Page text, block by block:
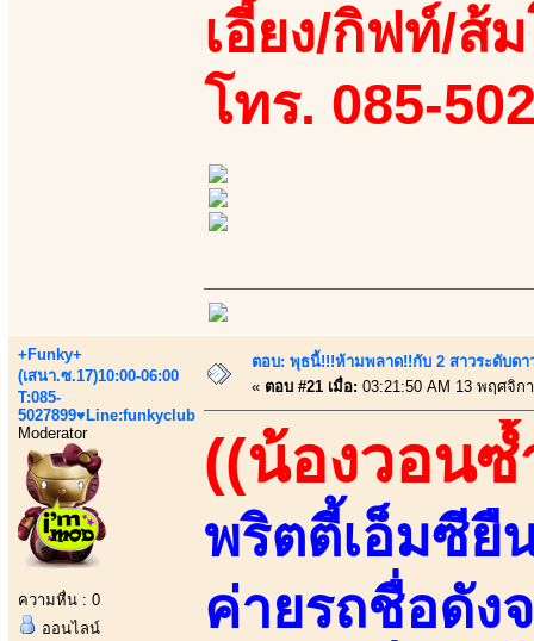
เอี้ยง/กิฟท์/ส้
โทร. 085-
+Funky+
(เสนา.ซ.17)10:00-06:00
T:085-
5027899♥Line:funkyclub
Moderator
ความหื่น : 0
ออนไลน์
ตอบ: พุธนี้!!!ห้ามพลาด!!กับ 2 สาวระดับดา
« ตอบ #21 เมื่อ: 03:21:50 AM 13 พฤศจิก
((น้องวอนซ้
พริตตี้เอ็มซียื
ค่ายรถชื่อดัง